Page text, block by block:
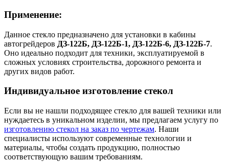
Применение:
Данное стекло предназначено для установки в кабины
автогрейдеров ДЗ-122Б, ДЗ-122Б-1, ДЗ-122Б-6, ДЗ-122Б-7.
Оно идеально подходит для техники, эксплуатируемой в
сложных условиях строительства, дорожного ремонта и
других видов работ.
Индивидуальное изготовление стекол
Если вы не нашли подходящее стекло для вашей техники или
нуждаетесь в уникальном изделии, мы предлагаем услугу по
изготовлению стекол на заказ по чертежам. Наши
специалисты используют современные технологии и
материалы, чтобы создать продукцию, полностью
соответствующую вашим требованиям.